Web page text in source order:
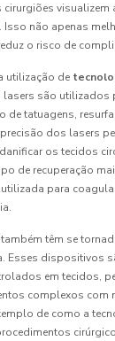
visualizem
não apenas
o risco de
utilização de
são utilizados
de tatuagens,
dos lasers
os tecidos
de recuperação
para
também têm se
Esses dispositivos
em tecidos,
complexos com
de como a